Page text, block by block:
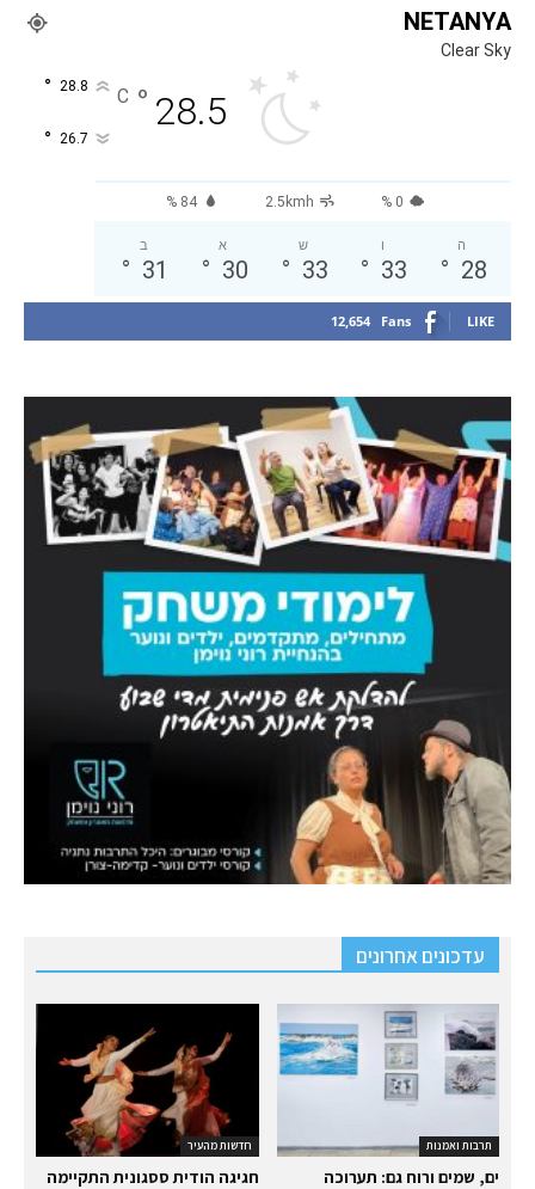
NETANYA
Clear Sky
28.5
°
C
28.8
°
26.7
°
84 % 2.5kmh 0 %
ה
28
°
ו
33
°
ש
33
°
א
30
°
ב
31
°
12,654 Fans LIKE
עדכונים אחרונים
חדשות מהעיר
חגיגה הודית ססגונית התקיימה
תרבות ואמנות
ים, שמים ורוח גם: תערוכה